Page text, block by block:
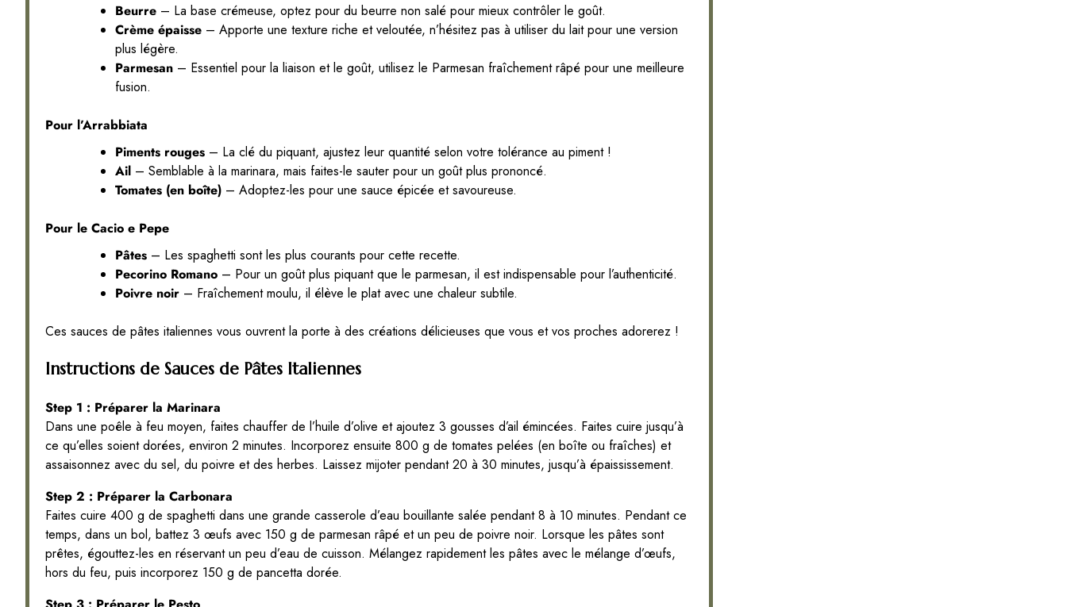
Beurre – La base crémeuse, optez pour du beurre non salé pour mieux contrôler le goût.
Crème épaisse – Apporte une texture riche et veloutée, n’hésitez pas à utiliser du lait pour une version
plus légère.
Parmesan – Essentiel pour la liaison et le goût, utilisez le Parmesan fraîchement râpé pour une meilleure
fusion.
Pour l’Arrabbiata
Piments rouges – La clé du piquant, ajustez leur quantité selon votre tolérance au piment !
Ail – Semblable à la marinara, mais faites-le sauter pour un goût plus prononcé.
Tomates (en boîte) – Adoptez-les pour une sauce épicée et savoureuse.
Pour le Cacio e Pepe
Pâtes – Les spaghetti sont les plus courants pour cette recette.
Pecorino Romano – Pour un goût plus piquant que le parmesan, il est indispensable pour l’authenticité.
Poivre noir – Fraîchement moulu, il élève le plat avec une chaleur subtile.
Ces sauces de pâtes italiennes vous ouvrent la porte à des créations délicieuses que vous et vos proches adorerez !
Instructions de Sauces de Pâtes Italiennes
Step 1 : Préparer la Marinara
Dans une poêle à feu moyen, faites chauffer de l’huile d’olive et ajoutez 3 gousses d’ail émincées. Faites cuire jusqu’à
ce qu’elles soient dorées, environ 2 minutes. Incorporez ensuite 800 g de tomates pelées (en boîte ou fraîches) et
assaisonnez avec du sel, du poivre et des herbes. Laissez mijoter pendant 20 à 30 minutes, jusqu’à épaississement.
Step 2 : Préparer la Carbonara
Faites cuire 400 g de spaghetti dans une grande casserole d’eau bouillante salée pendant 8 à 10 minutes. Pendant ce
temps, dans un bol, battez 3 œufs avec 150 g de parmesan râpé et un peu de poivre noir. Lorsque les pâtes sont
prêtes, égouttez-les en réservant un peu d’eau de cuisson. Mélangez rapidement les pâtes avec le mélange d’œufs,
hors du feu, puis incorporez 150 g de pancetta dorée.